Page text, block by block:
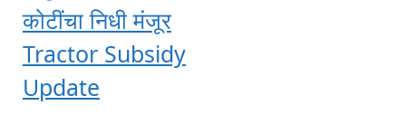
कोटींचा निधी मंजूर
Tractor Subsidy
Update